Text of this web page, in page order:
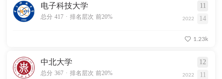
电子科技大学 11
总分 417 . 排名层次 前20% 2022 14
1.23k
中北大学 12
总分 367 . 排名层次 前20% 2022 11